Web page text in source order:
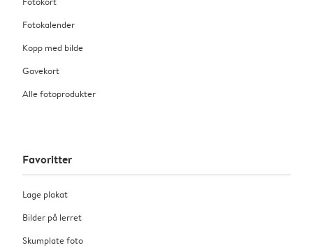
Fotokalender
Kopp med bilde
Gavekort
Alle fotoprodukter
Favoritter
Lage plakat
Bilder på lerret
Skumplate foto